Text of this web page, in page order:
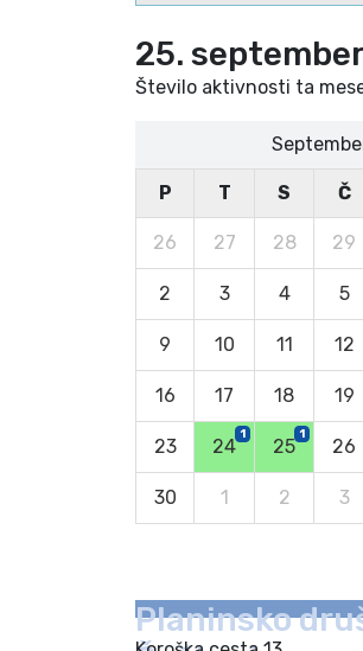
25.
Število aktivnosti ta
P T S Č
26 27 28 29
2 3 4 5
9 10 11 12
16 17 18 19
23 24
1
25
1
26
30 1 2 3
Planinsko